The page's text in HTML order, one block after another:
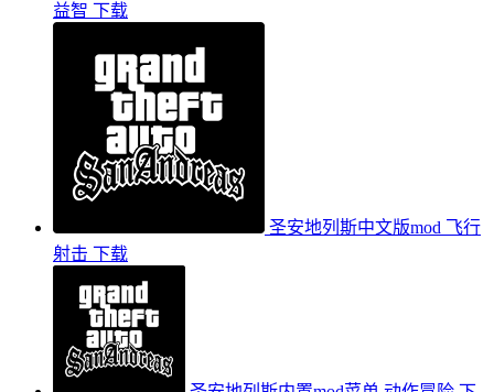
益智 下载
圣安地列斯中文版mod 飞行
射击 下载